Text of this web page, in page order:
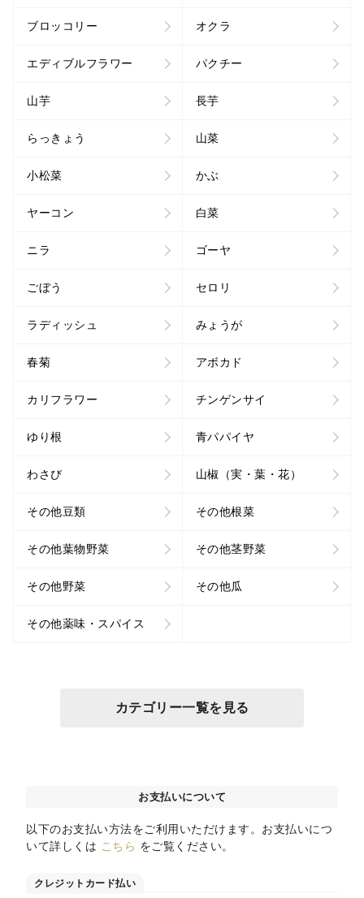
ブロッコリー オクラ
エディブルフラワー パクチー
山芋 長芋
らっきょう 山菜
小松菜 かぶ
ヤーコン 白菜
ニラ ゴーヤ
ごぼう セロリ
ラディッシュ みょうが
春菊 アボカド
カリフラワー チンゲンサイ
ゆり根 青パパイヤ
わさび 山椒（実・葉・花）
その他豆類 その他根菜
その他葉物野菜 その他茎野菜
その他野菜 その他瓜
その他薬味・スパイス
カテゴリー一覧を見る
お支払いについて
以下のお支払い方法をご利用いただけます。お支払いにつ
いて詳しくは こちら をご覧ください。
クレジットカード払い